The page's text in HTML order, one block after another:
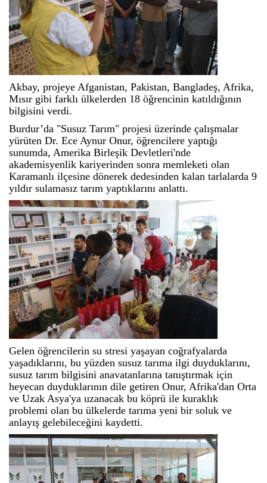
Akbay, projeye Afganistan, Pakistan, Bangladeş, Afrika,
Mısır gibi farklı ülkelerden 18 öğrencinin katıldığının
bilgisini verdi.
Burdur’da "Susuz Tarım" projesi üzerinde çalışmalar
yürüten Dr. Ece Aynur Onur, öğrencilere yaptığı
sunumda, Amerika Birleşik Devletleri'nde
akademisyenlik kariyerinden sonra memleketi olan
Karamanlı ilçesine dönerek dedesinden kalan tarlalarda 9
yıldır sulamasız tarım yaptıklarını anlattı.
Gelen öğrencilerin su stresi yaşayan coğrafyalarda
yaşadıklarını, bu yüzden susuz tarıma ilgi duyduklarını,
susuz tarım bilgisini anavatanlarına tanıştırmak için
heyecan duyduklarının dile getiren Onur, Afrika'dan Orta
ve Uzak Asya'ya uzanacak bu köprü ile kuraklık
problemi olan bu ülkelerde tarıma yeni bir soluk ve
anlayış gelebileceğini kaydetti.